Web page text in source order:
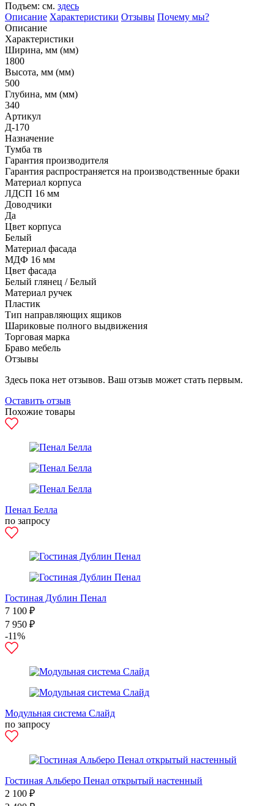
Подъем: см. здесь
Описание Характеристики Отзывы Почему мы?
Описание
Характеристики
Ширина, мм (мм)
1800
Высота, мм (мм)
500
Глубина, мм (мм)
340
Артикул
Д-170
Назначение
Тумба тв
Гарантия производителя
Гарантия распространяется на производственные браки
Материал корпуса
ЛДСП 16 мм
Доводчики
Да
Цвет корпуса
Белый
Материал фасада
МДФ 16 мм
Цвет фасада
Белый глянец / Белый
Материал ручек
Пластик
Тип направляющих ящиков
Шариковые полного выдвижения
Торговая марка
Браво мебель
Отзывы
Здесь пока нет отзывов. Ваш отзыв может стать первым.
Оставить отзыв
Похожие товары
Пенал Белла
по запросу
Гостиная Дублин Пенал
7 100 ₽
7 950 ₽
-11%
Модульная система Слайд
по запросу
Гостиная Альберо Пенал открытый настенный
2 100 ₽